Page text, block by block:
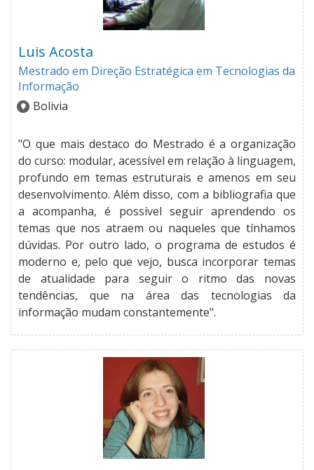
Luis Acosta
Mestrado em Direção Estratégica em Tecnologias da
Informação
Bolivia
"O que mais destaco do Mestrado é a organização
do curso: modular, acessível em relação à linguagem,
profundo em temas estruturais e amenos em seu
desenvolvimento. Além disso, com a bibliografia que
a acompanha, é possível seguir aprendendo os
temas que nos atraem ou naqueles que tínhamos
dúvidas. Por outro lado, o programa de estudos é
moderno e, pelo que vejo, busca incorporar temas
de atualidade para seguir o ritmo das novas
tendências, que na área das tecnologias da
informação mudam constantemente".